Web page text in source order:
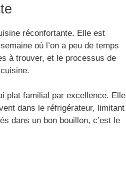
réconfortante. Elle est
où l’on a peu de temps
à trouver, et le processus de
plat familial par excellence. Elle
dans le réfrigérateur, limitant
dans un bon bouillon, c’est le